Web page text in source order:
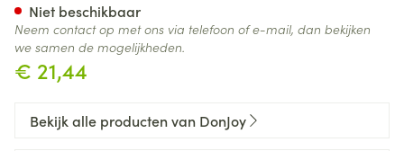
€ 21,44
Niet beschikbaar
Neem contact op met ons via telefoon of e-mail, dan bekijken
we samen de mogelijkheden.
Bekijk alle producten van DonJoy